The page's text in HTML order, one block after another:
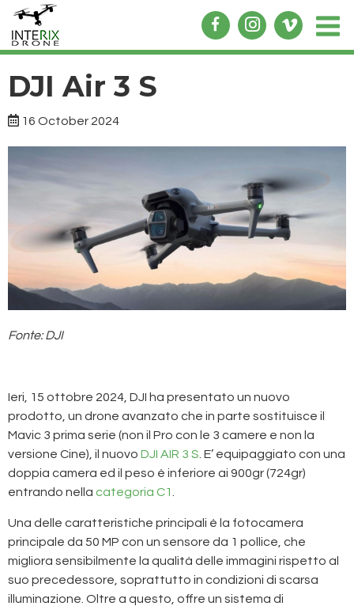
DJI Air 3 S
16 October 2024
Fonte: DJI
Ieri, 15 ottobre 2024, DJI ha presentato un nuovo
prodotto, un drone avanzato che in parte sostituisce il
Mavic 3 prima serie (non il Pro con le 3 camere e non la
versione Cine), il nuovo DJI AIR 3 S . E’ equipaggiato con una
doppia camera ed il peso è inferiore ai 900gr (724gr)
entrando nella categoria C1
Una delle caratteristiche principali è la fotocamera
principale da 50 MP con un sensore da 1 pollice, che
migliora sensibilmente la qualità delle immagini rispetto al
suo precedessore, soprattutto in condizioni di scarsa
illuminazione. Oltre a questo, offre un sistema di